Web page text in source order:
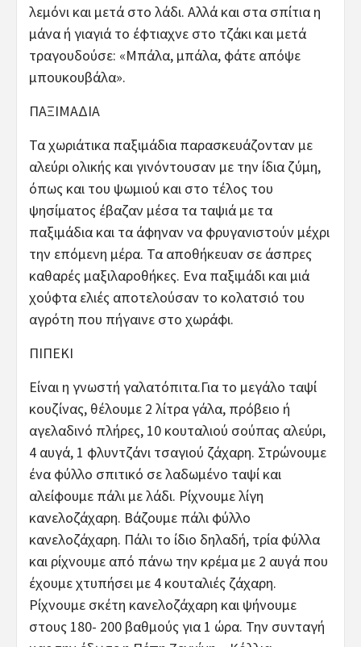
λεμόνι και μετά στο λάδι. Αλλά και στα σπίτια η
μάνα ή γιαγιά το έφτιαχνε στο τζάκι και μετά
τραγουδούσε: «Μπάλα, μπάλα, φάτε απόψε
μπουκουβάλα».
ΠΑΞΙΜΑΔΙΑ
Τα χωριάτικα παξιμάδια παρασκευάζονταν με
αλεύρι ολικής και γινόντουσαν με την ίδια ζύμη,
όπως και του ψωμιού και στο τέλος του
ψησίματος έβαζαν μέσα τα ταψιά με τα
παξιμάδια και τα άφηναν να φρυγανιστούν μέχρι
την επόμενη μέρα. Τα αποθήκευαν σε άσπρες
καθαρές μαξιλαροθήκες. Ενα παξιμάδι και μιά
χούφτα ελιές αποτελούσαν το κολατσιό του
αγρότη που πήγαινε στο χωράφι.
ΠΙΠΕΚΙ
Είναι η γνωστή γαλατόπιτα.Για το μεγάλο ταψί
κουζίνας, θέλουμε 2 λίτρα γάλα, πρόβειο ή
αγελαδινό πλήρες, 10 κουταλιού σούπας αλεύρι,
4 αυγά, 1 φλυντζάνι τσαγιού ζάχαρη. Στρώνουμε
ένα φύλλο σπιτικό σε λαδωμένο ταψί και
αλείφουμε πάλι με λάδι. Ρίχνουμε λίγη
κανελοζάχαρη. Βάζουμε πάλι φύλλο
κανελοζάχαρη. Πάλι το ίδιο δηλαδή, τρία φύλλα
και ρίχνουμε από πάνω την κρέμα με 2 αυγά που
έχουμε χτυπήσει με 4 κουταλιές ζάχαρη.
Ρίχνουμε σκέτη κανελοζάχαρη και ψήνουμε
στους 180- 200 βαθμούς για 1 ώρα. Την συνταγή